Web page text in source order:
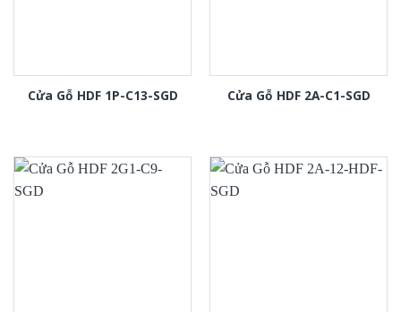
Cửa Gỗ HDF 1P-C13-SGD Cửa Gỗ HDF 2A-C1-SGD